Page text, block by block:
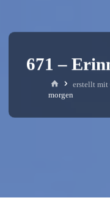
671 –
Starterstellt mit
morgen